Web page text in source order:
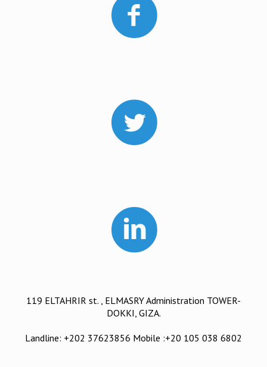
119 ELTAHRIR st. , ELMASRY Administration TOWER-
DOKKI, GIZA.
Landline: +202 37623856 Mobile :+20 105 038 6802